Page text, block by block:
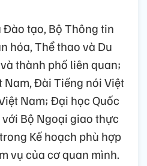
tạo, Bộ Thông tin
hóa, Thể thao và Du
thành phố liên quan;
Đài Tiếng nói Việt
Nam; Đại học Quốc
Bộ Ngoại giao thực
Kế hoạch phù hợp
vụ của cơ quan mình.